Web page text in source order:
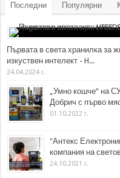
Последни Популярни
Първата в света хранилка за
изкуствен интелект - H...
24.04.2024 г.
„Умно кошче“ на
Добрич с първо
01.10.2022 г.
"Антекс
компания на
24.10.2021 г.